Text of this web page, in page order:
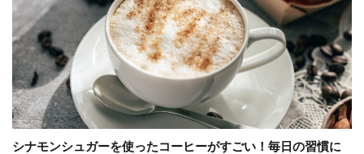
シナモンシュガーを使ったコーヒーがすごい！毎日の習慣に